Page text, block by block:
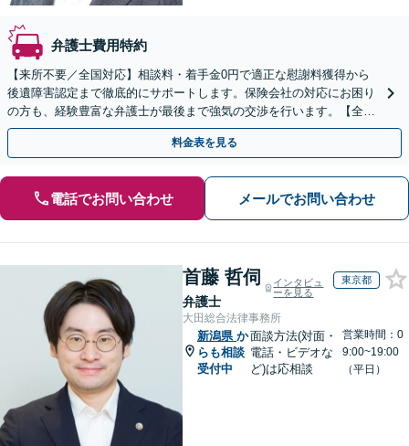
弁護士費用特約
【来所不要／全国対応】相談料・着手金0円で適正な慰謝料獲得から
後遺障害認定まで徹底的にサポートします。保険会社の対応にお困り
の方も、経験豊富な弁護士が最後まで強気の交渉を行います。【全国
13拠点】お気軽にご相談ください。
料金表を見る
電話でお問い合わせ メールでお問い合わせ
首藤 哲伺
弁護士
インタビュ
ーを見る
東京都
大田総合法律事務所
新潟県 か
らも相談
受付中
面談方法(対面・
電話・ビデオな
ど)は応相談
営業時間：0
9:00~19:00
（平日）